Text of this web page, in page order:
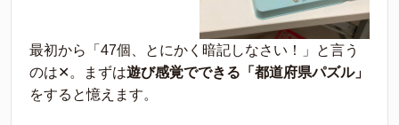
最初から「47個、とにかく暗記しなさい！」と言う
のは✕。まずは遊び感覚でできる「都道府県パズル」
をすると憶えます。